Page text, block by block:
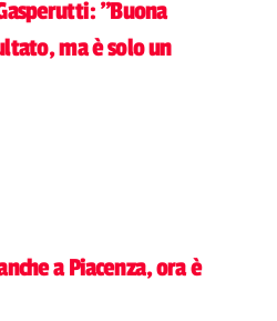
"Buona
ma è solo un
a Piacenza, ora è